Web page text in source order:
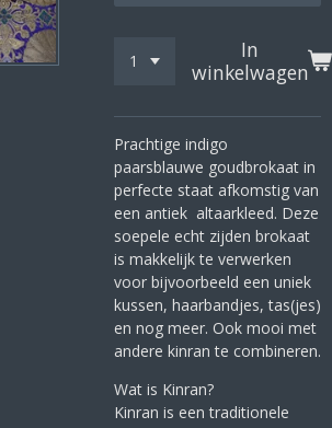
In
winkelwagen
Prachtige indigo
paarsblauwe goudbrokaat in
perfecte staat afkomstig van
een antiek altaarkleed. Deze
soepele echt zijden brokaat
is makkelijk te verwerken
voor bijvoorbeeld een uniek
kussen, haarbandjes, tas(jes)
en nog meer. Ook mooi met
andere kinran te combineren.
Wat is Kinran?
Kinran is een traditionele